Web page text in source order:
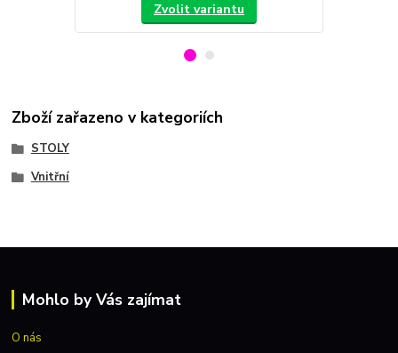
Zvolit variantu
Zboží zařazeno v kategoriích
STOLY
Vnitřní
Mohlo by Vás zajímat
O nás